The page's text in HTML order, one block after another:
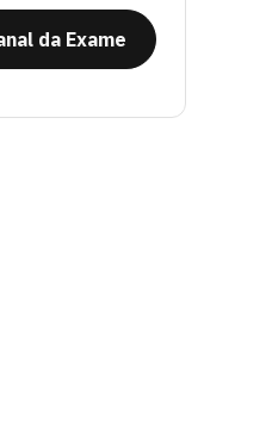
da Exame